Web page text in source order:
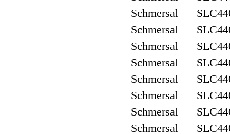
Schmersal
Schmersal
Schmersal
Schmersal
Schmersal
Schmersal
Schmersal
Schmersal